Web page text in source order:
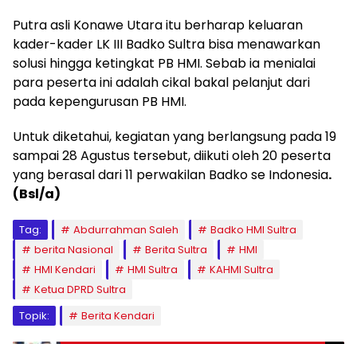
Putra asli Konawe Utara itu berharap keluaran
kader-kader LK III Badko Sultra bisa menawarkan
solusi hingga ketingkat PB HMI. Sebab ia menialai
para peserta ini adalah cikal bakal pelanjut dari
pada kepengurusan PB HMI.
Untuk diketahui, kegiatan yang berlangsung pada 19
sampai 28 Agustus tersebut, diikuti oleh 20 peserta
yang berasal dari 11 perwakilan Badko se Indonesia.
(Bsl/a)
Tag: Abdurrahman Saleh
Badko HMI Sultra
berita Nasional
Berita Sultra
HMI
HMI Kendari
HMI Sultra
KAHMI Sultra
Ketua DPRD Sultra
Topik:
Berita Kendari